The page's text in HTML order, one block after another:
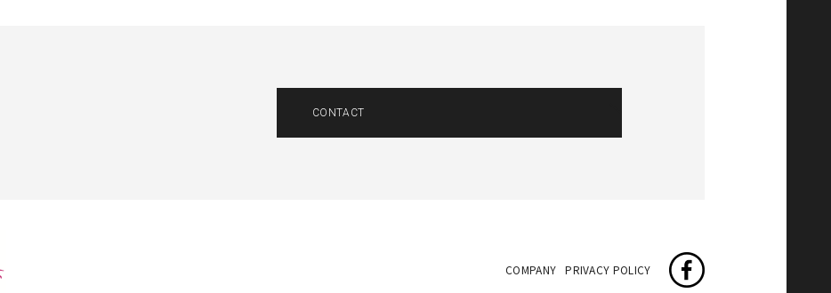
CONTACT
COMPANY PRIVACY POLICY